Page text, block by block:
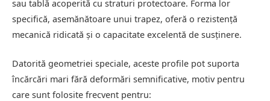
sau tablă acoperită cu straturi protectoare. Forma lor
specifică, asemănătoare unui trapez, oferă o rezistență
mecanică ridicată și o capacitate excelentă de susținere.
Datorită geometriei speciale, aceste profile pot suporta
încărcări mari fără deformări semnificative, motiv pentru
care sunt folosite frecvent pentru: